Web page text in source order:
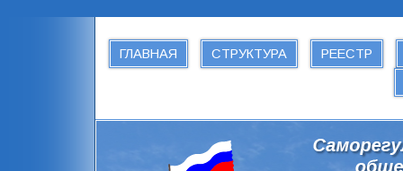
ГЛАВНАЯ СТРУКТУРА РЕЕСТР